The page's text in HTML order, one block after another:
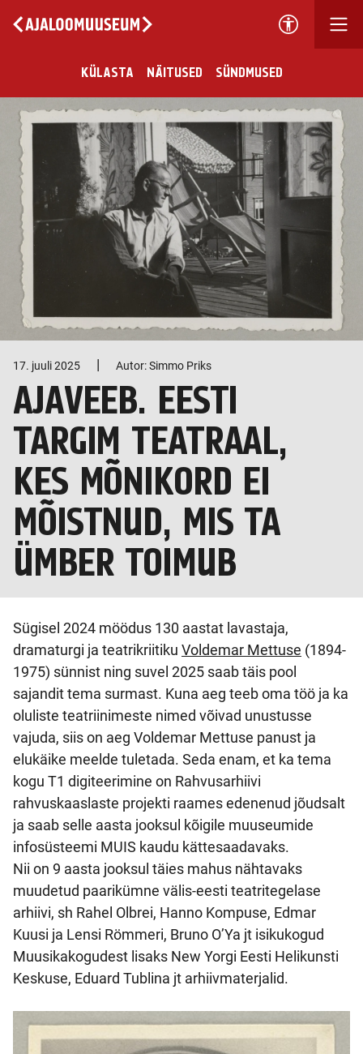
KÜLASTA NÄITUSED SÜNDMUSED
17. juuli 2025 | Autor: Simmo Priks
AJAVEEB. EESTI
TARGIM TEATRAAL,
KES MÕNIKORD EI
MÕISTNUD, MIS TA
ÜMBER TOIMUB
Sügisel 2024 möödus 130 aastat lavastaja,
dramaturgi ja teatrikriitiku Voldemar Mettuse (1894-
1975) sünnist ning suvel 2025 saab täis pool
sajandit tema surmast. Kuna aeg teeb oma töö ja ka
oluliste teatriinimeste nimed võivad unustusse
vajuda, siis on aeg Voldemar Mettuse panust ja
elukäike meelde tuletada. Seda enam, et ka tema
kogu T1 digiteerimine on Rahvusarhiivi
rahvuskaaslaste projekti raames edenenud jõudsalt
ja saab selle aasta jooksul kõigile muuseumide
infosüsteemi MUIS kaudu kättesaadavaks.
Nii on 9 aasta jooksul täies mahus nähtavaks
muudetud paarikümne välis-eesti teatritegelase
arhiivi, sh Rahel Olbrei, Hanno Kompuse, Edmar
Kuusi ja Lensi Römmeri, Bruno O’Ya jt isikukogud
Muusikakogudest lisaks New Yorgi Eesti Helikunsti
Keskuse, Eduard Tublina jt arhiivmaterjalid.